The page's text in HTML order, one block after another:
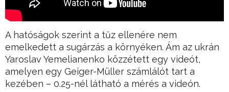
A hatóságok szerint a tűz ellenére nem
emelkedett a sugárzás a környéken. Ám az ukrán
Yaroslav Yemelianenko közzétett egy videót,
amelyen egy Geiger-Müller számlálót tart a
kezében – 0.25-nél látható a mérés a videón.